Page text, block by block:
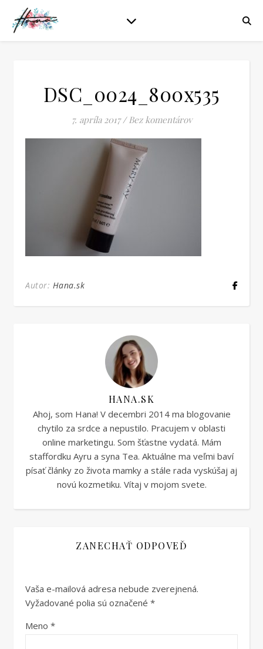
DSC_0024_800x535
7. apríla 2017 / Bez komentárov
Autor: Hana.sk
HANA.SK
Ahoj, som Hana! V decembri 2014 ma blogovanie
chytilo za srdce a nepustilo. Pracujem v oblasti
online marketingu. Som šťastne vydatá. Mám
staffordku Ayru a syna Tea. Aktuálne ma veľmi baví
písať články zo života mamky a stále rada vyskúšaj aj
novú kozmetiku. Vítaj v mojom svete.
ZANECHAŤ ODPOVEĎ
Vaša e-mailová adresa nebude zverejnená.
Vyžadované polia sú označené *
Meno *